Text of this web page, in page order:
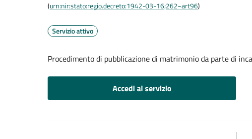
(urn:nir:stato:regio.decreto:1942-03-16;262~art96)
Servizio attivo
Procedimento di pubblicazione di matrimonio da parte di
Accedi al servizio